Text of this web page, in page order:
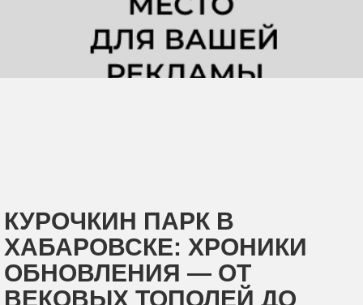
КУРОЧКИН ПАРК В
ХАБАРОВСКЕ: ХРОНИКИ
ОБНОВЛЕНИЯ — ОТ
ВЕКОВЫХ ТОПОЛЕЙ ДО